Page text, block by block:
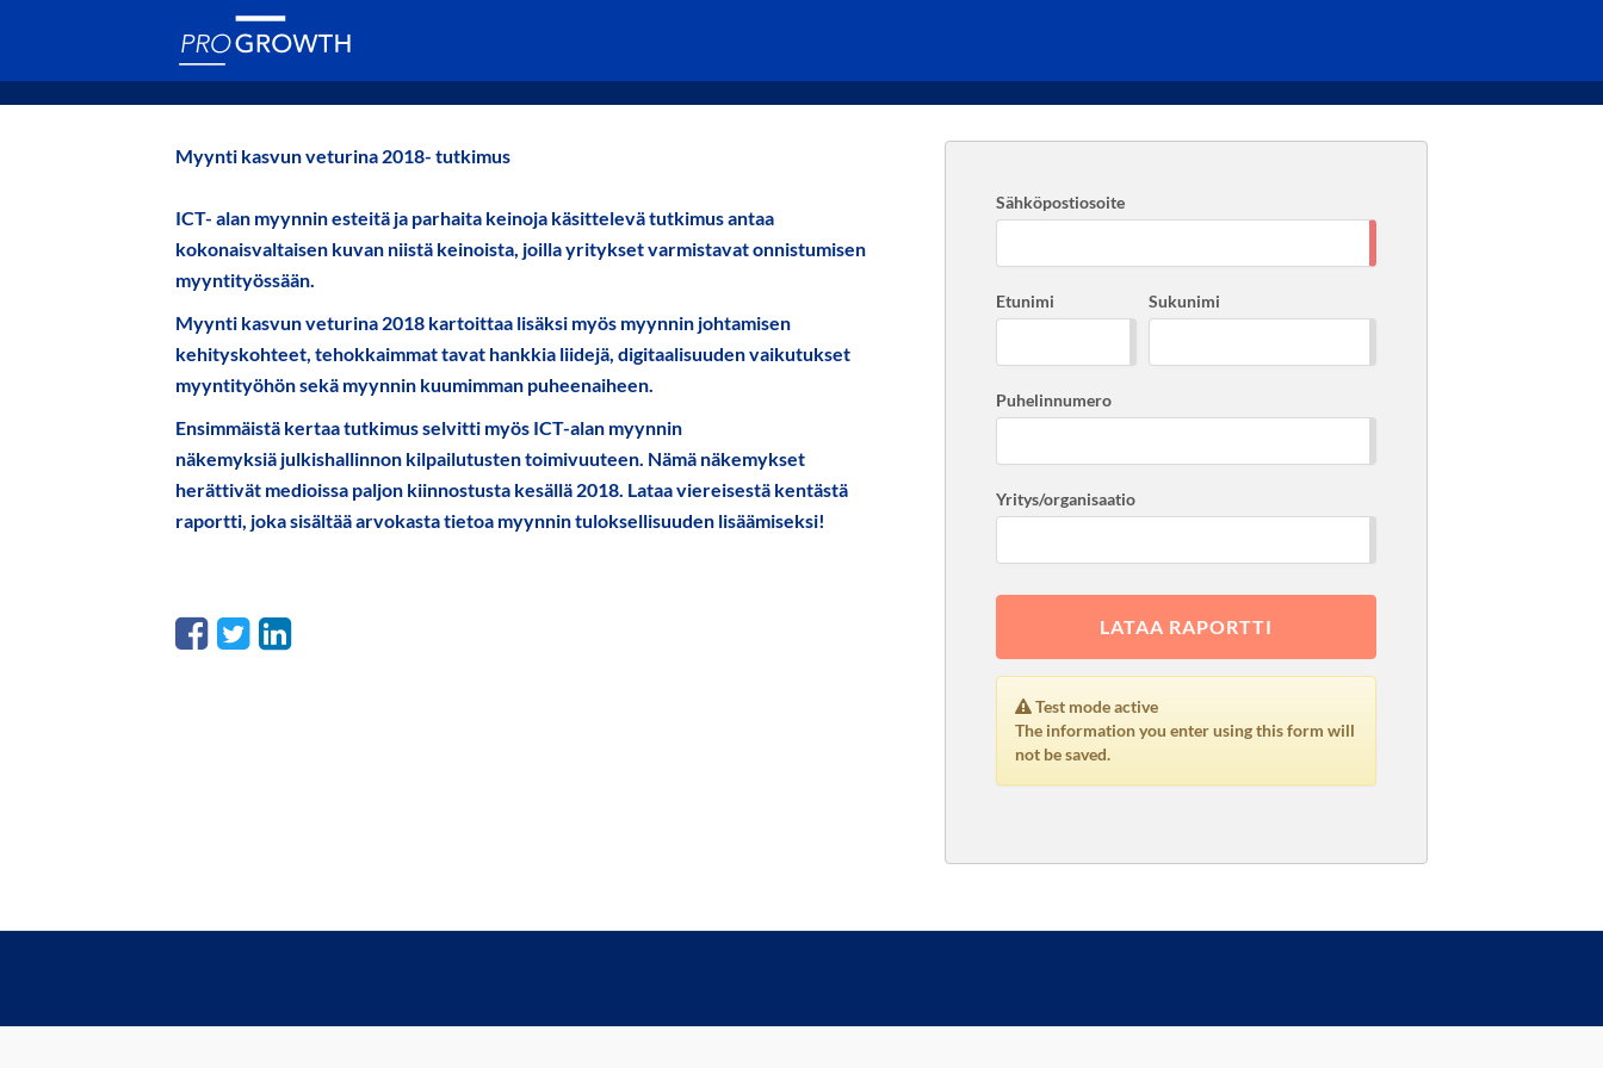
Myynti kasvun veturina 2018- tutkimus
ICT- alan myynnin esteitä ja parhaita keinoja käsittelevä tutkimus antaa
kokonaisvaltaisen kuvan niistä keinoista, joilla yritykset varmistavat onnistumisen
myyntityössään.
Myynti kasvun veturina 2018 kartoittaa lisäksi myös myynnin johtamisen
kehityskohteet, tehokkaimmat tavat hankkia liidejä, digitaalisuuden vaikutukset
myyntityöhön sekä myynnin kuumimman puheenaiheen.
Ensimmäistä kertaa tutkimus selvitti myös ICT-alan myynnin
näkemyksiä julkishallinnon kilpailutusten toimivuuteen. Nämä näkemykset
herättivät medioissa paljon kiinnostusta kesällä 2018. Lataa viereisestä kentästä
raportti, joka sisältää arvokasta tietoa myynnin tuloksellisuuden lisäämiseksi!
Sähköpostiosoite
Etunimi Sukunimi
Puhelinnumero
Yritys/organisaatio
Test mode active
The information you enter using this form will
not be saved.